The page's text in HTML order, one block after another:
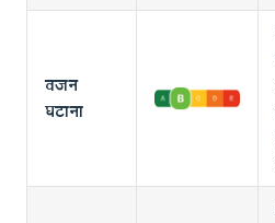
वजन
घटाना